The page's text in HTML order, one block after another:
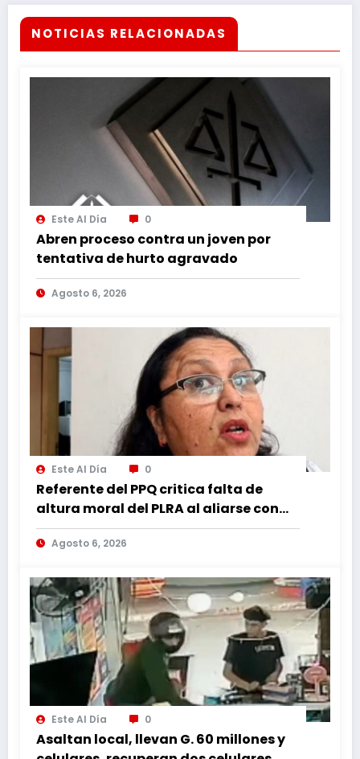
NOTICIAS RELACIONADAS
Este Al Día 0
Abren proceso contra un joven por
tentativa de hurto agravado
Agosto 6, 2026
Este Al Día 0
Referente del PPQ critica falta de
altura moral del PLRA al aliarse con
corruptos
Agosto 6, 2026
Este Al Día 0
Asaltan local, llevan G. 60 millones y